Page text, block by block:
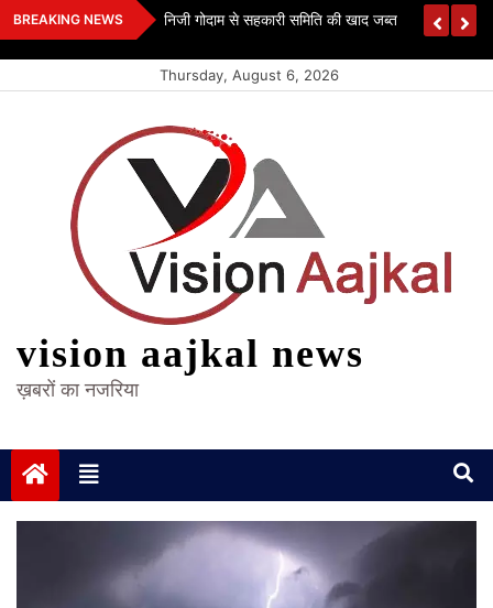
Skip
to
BREAKING NEWS निजी गोदाम से सहकारी समिति की खाद जब्त
Thursday, August 6, 2026
vision aajkal news
ख़बरों का नजरिया